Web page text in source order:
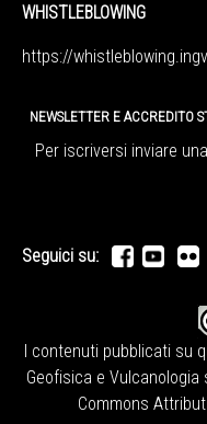
WHISTLEBLOWING
https://whistleblowing.ingv.
NEWSLETTER E ACCREDITO
Per iscriversi inviare una
Seguici su:
I contenuti pubblicati su
Geofisica e Vulcanologia
Commons